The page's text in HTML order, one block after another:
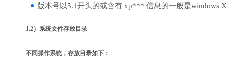
版本号以5.1开头的或含有 xp*** 信息的一般是windows
1.2）系统文件存放目录
不同操作系统，存放目录如下：